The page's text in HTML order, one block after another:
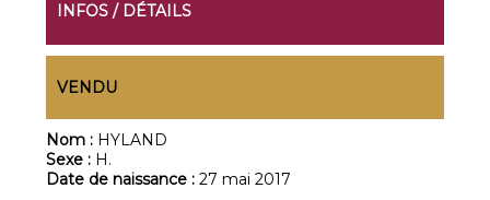
INFOS / DÉTAILS
VENDU
Nom : HYLAND
Sexe : H.
Date de naissance :27 mai 2017